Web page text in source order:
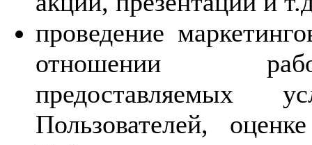
проведение
отношении
предоставляемых
Пользователей,